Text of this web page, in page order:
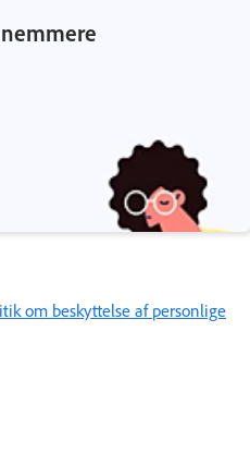
om beskyttelse af personlige